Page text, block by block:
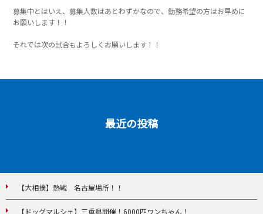
募集中とはいえ、募集人数はあとわずかなので、勤務希望の方はお早めに
お願いします！！
それでは次の試合もよろしくお願いします！！
最近の投稿
【大相撲】熱戦 名古屋場所！！
【ドッグマルシェ】三重県開催！6000匹ワンちゃん！